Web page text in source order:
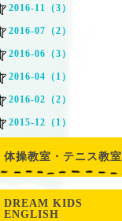
2016-11（3）
2016-07（2）
2016-06（3）
2016-04（1）
2016-02（2）
2015-12（1）
体操教室・テニス教室
DREAM KIDS
ENGLISH